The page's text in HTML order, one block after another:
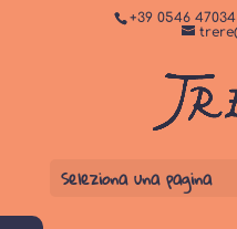
+39 0546
Seleziona una pagina
Dormi da noi